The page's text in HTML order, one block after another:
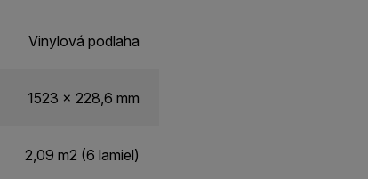
Vinylová podlaha
1523 x 228,6 mm
2,09 m2 (6 lamiel)